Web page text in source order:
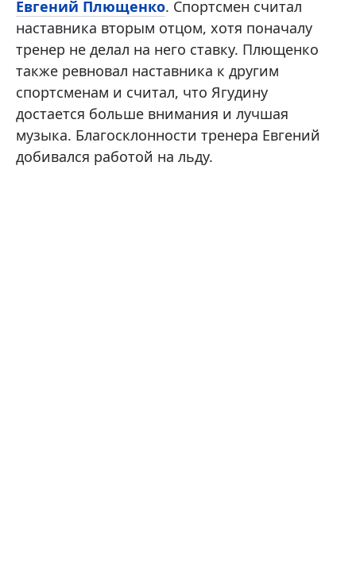
Евгений Плющенко. Спортсмен считал
наставника вторым отцом, хотя поначалу
тренер не делал на него ставку. Плющенко
также ревновал наставника к другим
спортсменам и считал, что Ягудину
достается больше внимания и лучшая
музыка. Благосклонности тренера Евгений
добивался работой на льду.